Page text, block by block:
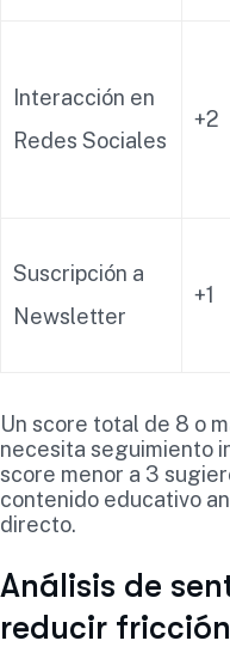
Interacción en
Redes Sociales
+2
Suscripción a
Newsletter
+1
Un score total de 8 o
necesita seguimiento
score menor a 3
contenido educativo
directo.
Análisis de
reducir